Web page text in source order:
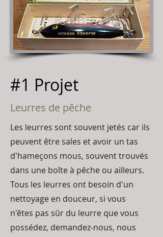
#1 Projet
Leurres de pêche
Les leurres sont souvent jetés car ils
peuvent être sales et avoir un tas
d'hameçons mous, souvent trouvés
dans une boîte à pêche ou ailleurs.
Tous les leurres ont besoin d'un
nettoyage en douceur, si vous
n'êtes pas sûr du leurre que vous
possédez, demandez-nous, nous